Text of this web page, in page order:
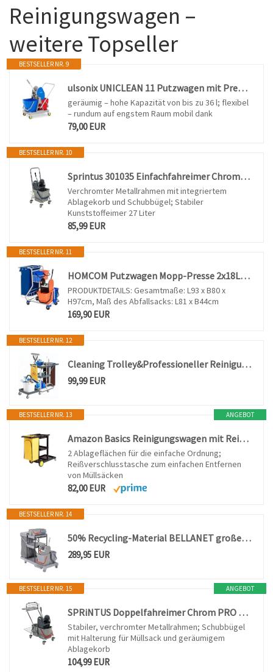
Reinigungswagen –
weitere Topseller
BESTSELLER NR. 9
ulsonix UNICLEAN 11 Putzwagen mit Presse Mop Eimer Wischer Reinigungswgen Halter Hotel 2 Eimer 40 L
geräumig – hohe Kapazität von bis zu 36 l; flexibel
– rundum auf engstem Raum mobil dank
79,00 EUR
BESTSELLER NR. 10
Sprintus 301035 Einfachfahreimer Chrom, Farbe: Verchromt
Verchromter Metallrahmen mit integriertem
Ablagekorb und Schubbügel; Stabiler
Kunststoffeimer 27 Liter
85,99 EUR
BESTSELLER NR. 11
HOMCOM Putzwagen Mopp-Presse 2x18L und 2x6L Eimern Blau Orange 93x80x97 cm
PRODUKTDETAILS: Gesamtmaße: L93 x B80 x
H97cm, Maß des Abfallsacks: L81 x B44cm
169,90 EUR
BESTSELLER NR. 12
Cleaning Trolley&Professioneller Reinigungswagen, mit Abdeckung Rollen
99,99 EUR
ANGEBOT
BESTSELLER NR. 13
Amazon Basics Reinigungswagen mit Reißverschlusstasche und 2 Ablageflächen, Schwarz/Gelb, 120 x 51 x 98cm
2 Ablageflächen für die einfache Ordnung;
Reißverschlusstasche zum einfachen Entfernen
von Müllsäcken
82,00 EUR
BESTSELLER NR. 14
50% Recycling-Material BELLANET großer Profi Reinigungswagen für Hotel, Gastronomie und Gebäudereinigung Mehrfarbig
289,95 EUR
ANGEBOT
BESTSELLER NR. 15
SPRiNTUS Doppelfahreimer Chrom PRO 2 x 17 Liter 301081
Stabiler, verchromter Metallrahmen; Schubbügel
mit Halterung für Müllsack und geräumigem
Ablagekorb
104,99 EUR